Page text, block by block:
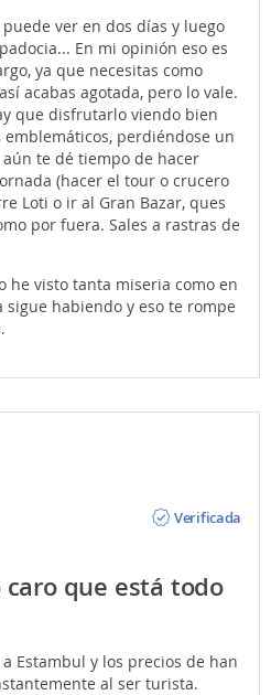
ver en dos días y luego
En mi opinión eso es
ya que necesitas como
acabas agotada, pero lo vale.
que disfrutarlo viendo bien
perdiéndose un
te dé tiempo de hacer
(hacer el tour o crucero
Loti o ir al Gran Bazar, ques
por fuera. Sales a rastras de
he visto tanta miseria como en
sigue habiendo y eso te rompe
Verificada
que está todo
Estambul y los precios de han
al ser turista.